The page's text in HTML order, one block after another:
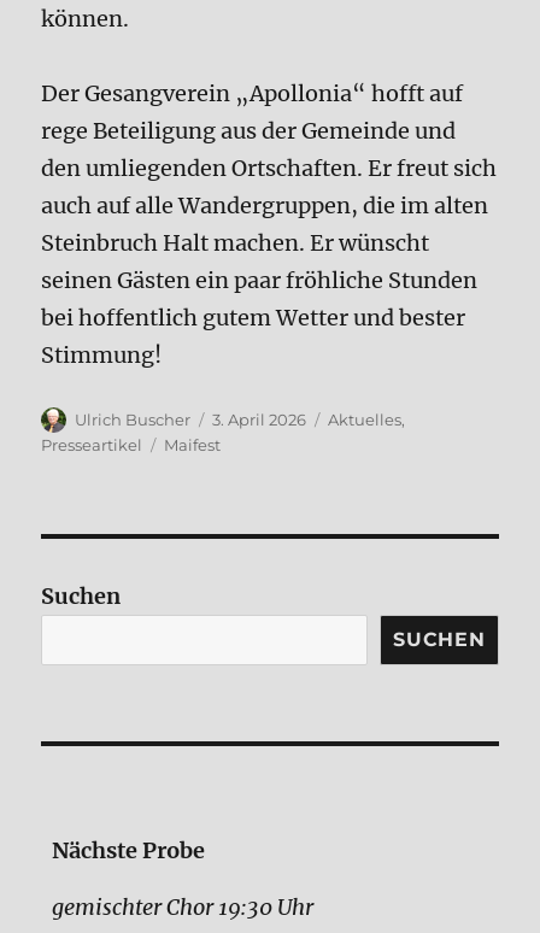
können.
Der Gesangverein „Apollonia“ hofft auf
rege Beteiligung aus der Gemeinde und
den umliegenden Ortschaften. Er freut sich
auch auf alle Wandergruppen, die im alten
Steinbruch Halt machen. Er wünscht
seinen Gästen ein paar fröhliche Stunden
bei hoffentlich gutem Wetter und bester
Stimmung!
Autor
Ulrich Buscher
Veröffentlicht
am
3. April 2026 Kategorien
Aktuelles,
Presseartikel
Schlagwörter
Maifest
Suchen
SUCHEN
Nächste Probe
gemischter Chor 19:30 Uhr